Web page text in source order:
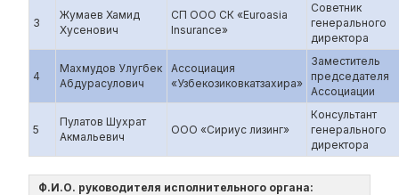
3
Жумаев Хамид
Хусенович
СП ООО СК «Euroasia
Insurance»
Советник
генерального
директора
4
Махмудов Улугбек
Абдурасулович
Ассоциация
«Узбекозиковкатзахира»
Заместитель
председателя
Ассоциации
5
Пулатов Шухрат
Акмальевич
ООО «Сириус лизинг»
Консультант
генерального
директора
Ф.И.О. руководителя исполнительного органа: